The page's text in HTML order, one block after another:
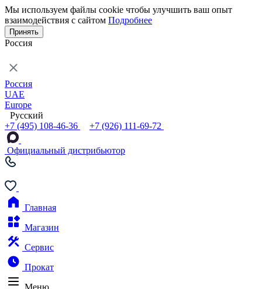
Мы используем файлы cookie чтобы улучшить ваш опыт
взаимодействия с сайтом Подробнее
Принять
Россия
Россия
UAE
Europe
Русский
+7 (495) 108-46-36
+7 (926) 111-69-72
Официальный дистрибьютор
Главная
Магазин
Сервис
Прокат
Меню